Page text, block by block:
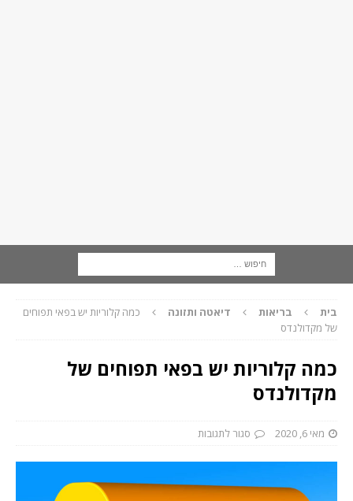
בית בריאות דיאטה ותזונה
כמה קלוריות יש בפאי תפוחים
של מקדולנדס
כמה קלוריות יש בפאי תפוחים של
מקדולנדס
מאי 6, 2020 סגור לתגובות